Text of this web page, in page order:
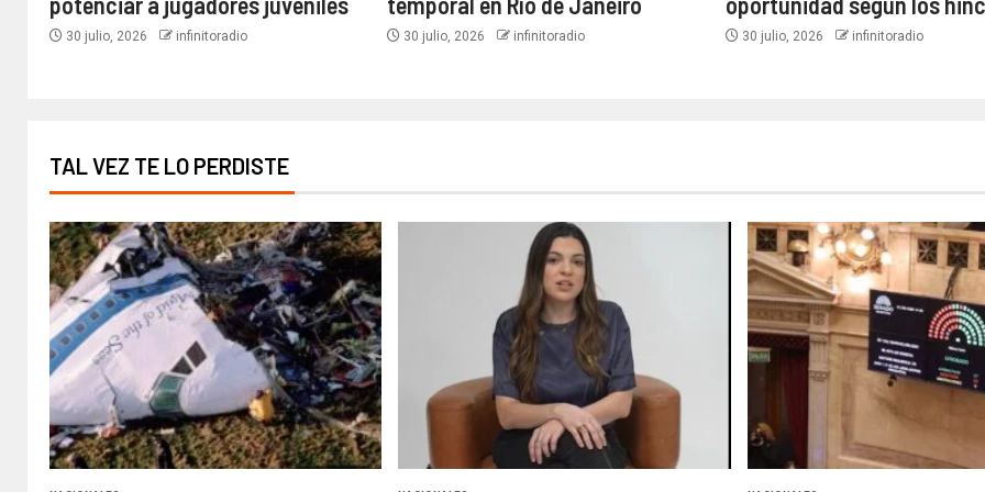
30 julio, 2026 infinitoradio 30 julio, 2026 infinitoradio 30 julio, 2026 infinitoradio
TAL VEZ TE LO PERDISTE